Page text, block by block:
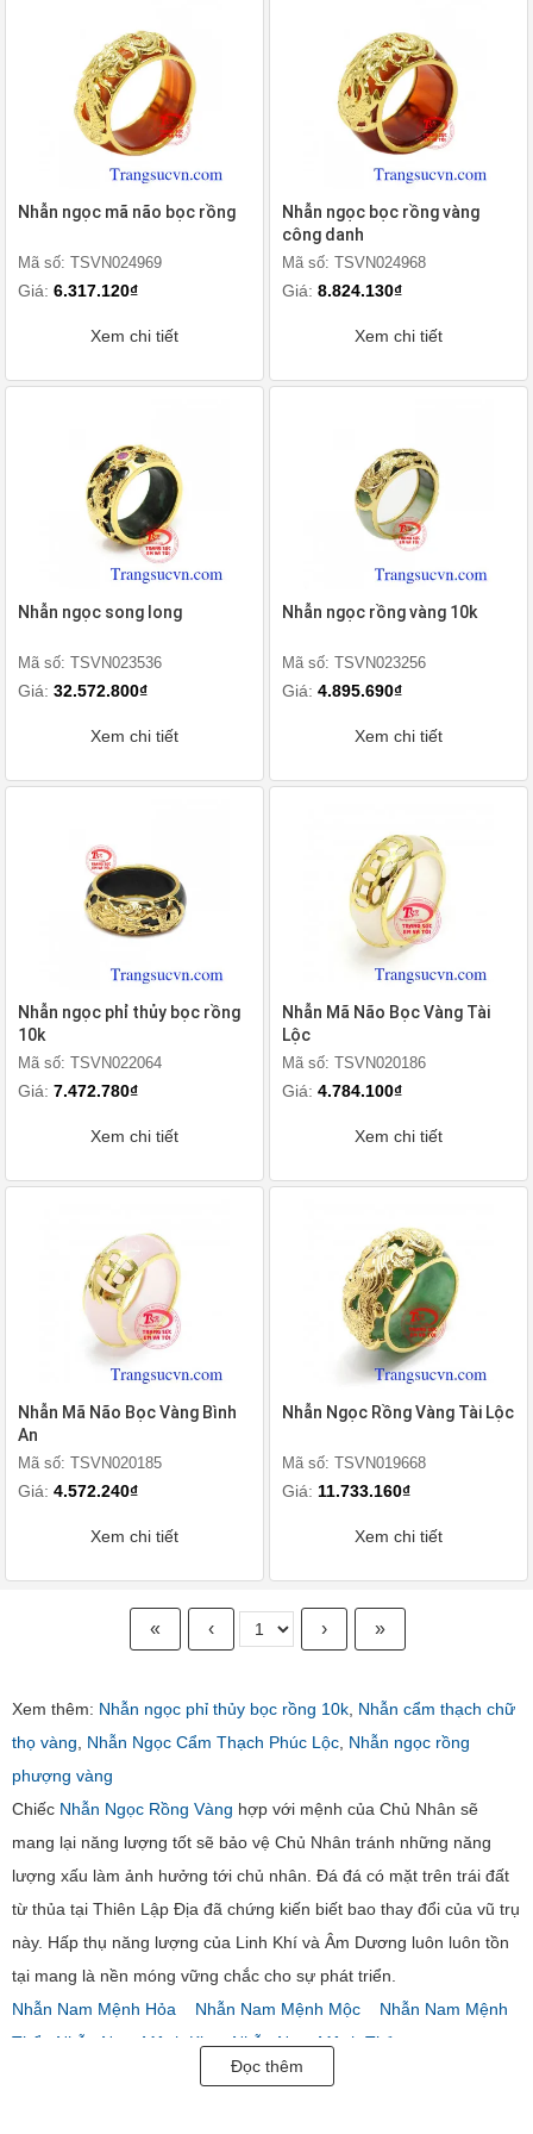
Nhẫn ngọc mã não bọc rồng
Mã số: TSVN024969
Giá: 6.317.120₫
Xem chi tiết
Nhẫn ngọc bọc rồng vàng
công danh
Mã số: TSVN024968
Giá: 8.824.130₫
Xem chi tiết
Nhẫn ngọc song long
Mã số: TSVN023536
Giá: 32.572.800₫
Xem chi tiết
Nhẫn ngọc rồng vàng 10k
Mã số: TSVN023256
Giá: 4.895.690₫
Xem chi tiết
Nhẫn ngọc phỉ thủy bọc rồng
10k
Mã số: TSVN022064
Giá: 7.472.780₫
Xem chi tiết
Nhẫn Mã Não Bọc Vàng Tài
Lộc
Mã số: TSVN020186
Giá: 4.784.100₫
Xem chi tiết
Nhẫn Mã Não Bọc Vàng Bình
An
Mã số: TSVN020185
Giá: 4.572.240₫
Xem chi tiết
Nhẫn Ngọc Rồng Vàng Tài Lộc
Mã số: TSVN019668
Giá: 11.733.160₫
Xem chi tiết
« ‹ › »
Xem thêm: Nhẫn ngọc phỉ thủy bọc rồng 10k Nhẫn cẩm thạch chữ
thọ vàng
Nhẫn Ngọc Cẩm Thạch Phúc Lộc Nhẫn ngọc rồng
phượng vàng
Chiếc Nhẫn Ngọc Rồng Vàng hợp với mệnh của Chủ Nhân sẽ
mang lại năng lượng tốt sẽ bảo vệ Chủ Nhân tránh những năng
lượng xấu làm ảnh hưởng tới chủ nhân. Đá đá có mặt trên trái đất
từ thủa tại Thiên Lập Địa đã chứng kiến biết bao thay đổi của vũ trụ
này. Hấp thụ năng lượng của Linh Khí và Âm Dương luôn luôn tồn
tại mang là nền móng vững chắc cho sự phát triển.
Nhẫn Nam Mệnh Hỏa
Nhẫn Nam Mệnh Mộc
Nhẫn Nam Mệnh
Thổ
Nhẫn Nam Mệnh Kim Nhẫn Nam Mệnh Thủy
Trang sức Em và Tôi nhận đặt hàng thiết kế 3D theo yêu cầu và sở
Đọc thêm